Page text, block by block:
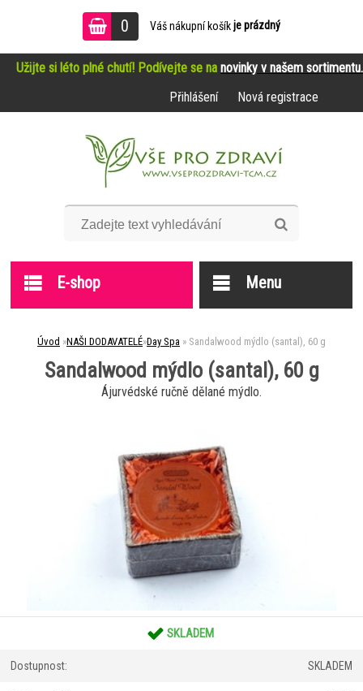
Užijte si léto plné chutí! Podívejte se na novinky v našem sortimentu.
Přihlášení
Nová registrace
0 Váš nákupní košíkje prázdný
E-shop Menu
Úvod »NAŠI DODAVATELÉ»Day Spa » Sandalwood mýdlo (santal), 60 g
Sandalwood mýdlo (santal), 60 g
Ájurvédské ručně dělané mýdlo.
SKLADEM
Dostupnost: SKLADEM